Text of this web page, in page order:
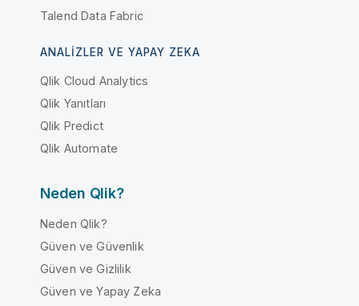
Talend Data Fabric
ANALIZLER VE YAPAY ZEKA
Qlik Cloud Analytics
Qlik Yanıtları
Qlik Predict
Qlik Automate
Neden Qlik?
Neden Qlik?
Güven ve Güvenlik
Güven ve Gizlilik
Güven ve Yapay Zeka